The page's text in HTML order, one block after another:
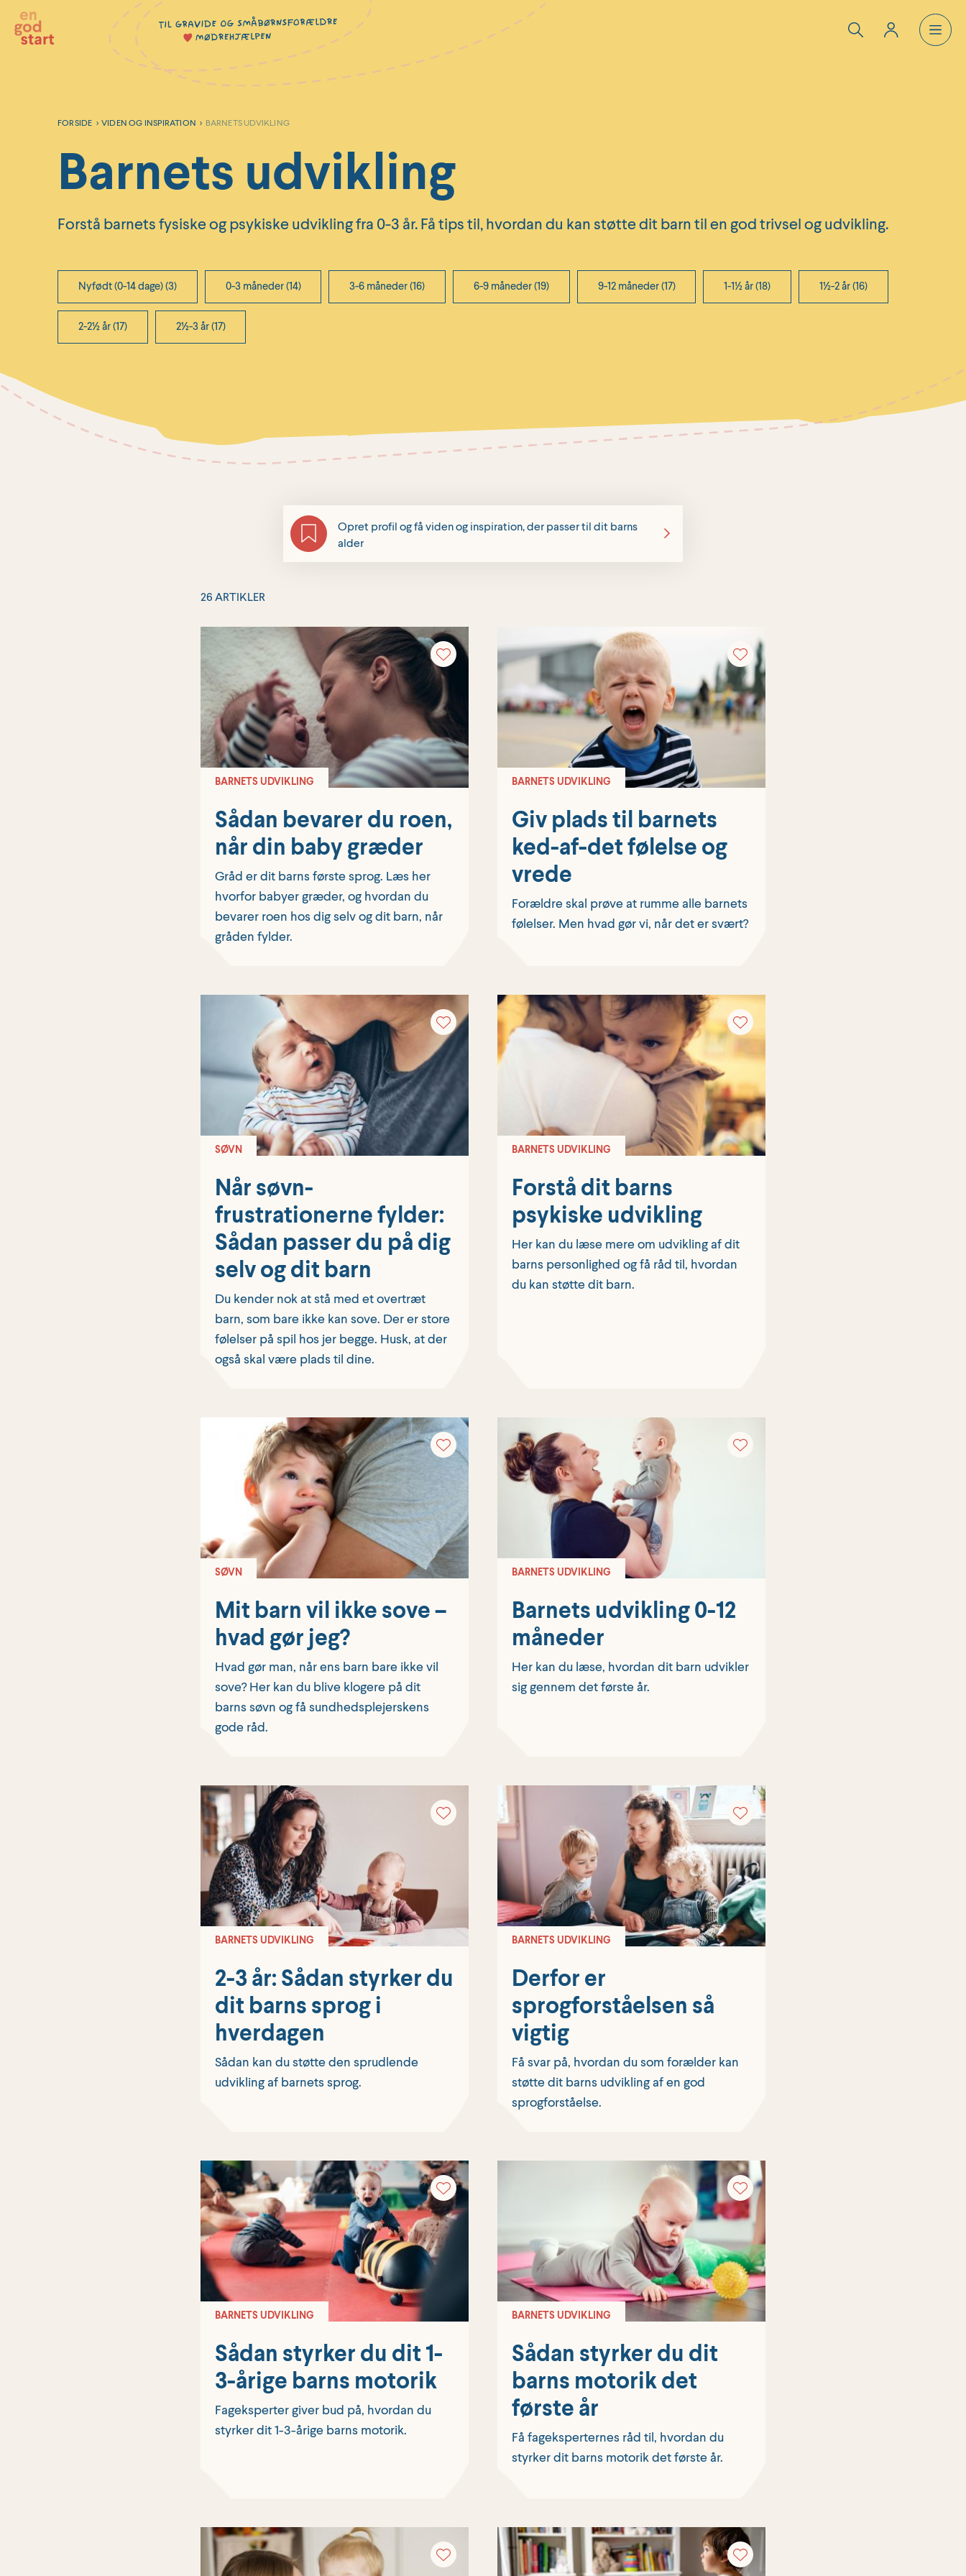
indholdet
FORSIDE > VIDEN OG INSPIRATION > BARNETS UDVIKLING
Barnets udvikling
Forstå barnets fysiske og psykiske udvikling fra 0-3 år. Få tips til, hvordan du kan støtte dit barn til en god trivsel og udvikling.
Nyfødt (0-14 dage) (3) 0-3 måneder (14) 3-6 måneder (16) 6-9 måneder (19) 9-12 måneder (17) 1-1½ år (18) 1½-2 år (16)
2-2½ år (17) 2½-3 år (17)
Opret profil og få viden og inspiration, der passer til dit barns
alder
26 ARTIKLER
Sådan bevarer du roen,
når din baby græder
BARNETS UDVIKLING
Gråd er dit barns første sprog. Læs her
hvorfor babyer græder, og hvordan du
bevarer roen hos dig selv og dit barn, når
gråden fylder.
Giv plads til barnets
ked-af-det følelse og
vrede
BARNETS UDVIKLING
Forældre skal prøve at rumme alle barnets
følelser. Men hvad gør vi, når det er svært?
Når søvn­
frustrationerne fylder:
Sådan passer du på dig
selv og dit barn
SØVN
Du kender nok at stå med et overtræt
barn, som bare ikke kan sove. Der er store
følelser på spil hos jer begge. Husk, at der
også skal være plads til dine.
Forstå dit barns
psykiske udvikling
BARNETS UDVIKLING
Her kan du læse mere om udvikling af dit
barns personlighed og få råd til, hvordan
du kan støtte dit barn.
Mit barn vil ikke sove –
hvad gør jeg?
SØVN
Hvad gør man, når ens barn bare ikke vil
sove? Her kan du blive klogere på dit
barns søvn og få sundheds­plejerskens
gode råd.
Barnets udvikling 0-12
måneder
BARNETS UDVIKLING
Her kan du læse, hvordan dit barn udvikler
sig gennem det første år.
2-3 år: Sådan styrker du
dit barns sprog i
hverdagen
BARNETS UDVIKLING
Sådan kan du støtte den sprudlende
udvikling af barnets sprog.
Derfor er
sprogforståelsen så
vigtig
BARNETS UDVIKLING
Få svar på, hvordan du som forælder kan
støtte dit barns udvikling af en god
sprogforståelse.
Sådan styrker du dit 1-
3-årige barns motorik
BARNETS UDVIKLING
Fageksperter giver bud på, hvordan du
styrker dit 1-3-årige barns motorik.
Sådan styrker du dit
barns motorik det
første år
BARNETS UDVIKLING
Få fageksperternes råd til, hvordan du
styrker dit barns motorik det første år.